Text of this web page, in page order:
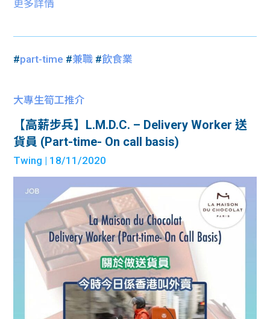
更多詳情
#part-time #兼職 #飲食業
大專生筍工推介
【高薪步兵】L.M.D.C. – Delivery Worker 送
貨員 (Part-time- On call basis)
Twing | 18/11/2020